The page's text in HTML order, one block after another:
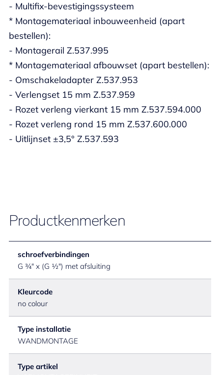
- Multifix-bevestigingssysteem
* Montagemateriaal inbouweenheid (apart
bestellen):
- Montagerail Z.537.995
* Montagemateriaal afbouwset (apart bestellen):
- Omschakeladapter Z.537.953
- Verlengset 15 mm Z.537.959
- Rozet verleng vierkant 15 mm Z.537.594.000
- Rozet verleng rond 15 mm Z.537.600.000
- Uitlijnset ±3,5° Z.537.593
Productkenmerken
schroefverbindingen
G ¾" x (G ½") met afsluiting
Kleurcode
no colour
Type installatie
WANDMONTAGE
Type artikel